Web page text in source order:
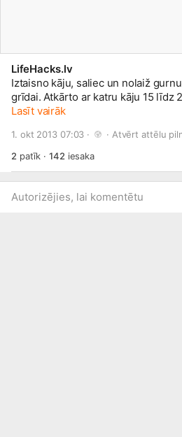
LifeHacks.lv
Iz­tais­no kā­ju, sa­liec un no­laiž
grī­dai. At­kār­to ar kat­ru kā­ju 15 līdz
Lasīt vairāk
1. okt 2013 07:03 · · Atvērt attēlu
2 patīk ·142 iesaka
Autorizējies, lai komentētu